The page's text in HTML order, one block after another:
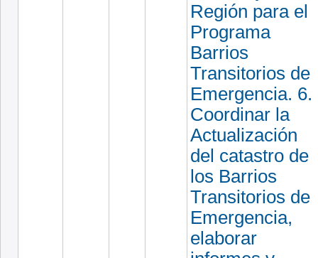
Región para el
Programa
Barrios
Transitorios de
Emergencia. 6.
Coordinar la
Actualización
del catastro de
los Barrios
Transitorios de
Emergencia,
elaborar